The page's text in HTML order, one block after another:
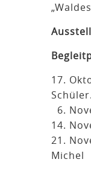
17.
Schüler.
6.
14.
21.
Michel